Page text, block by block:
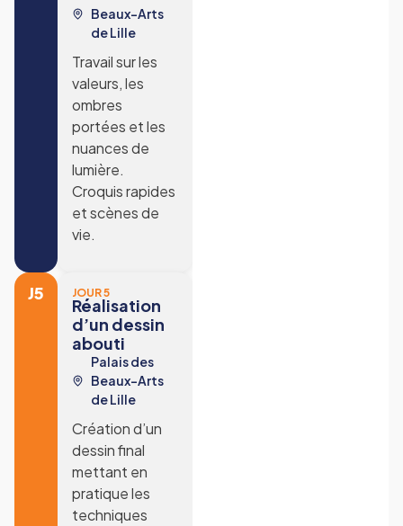
Beaux-Arts
de Lille
Travail sur les
valeurs, les
ombres
portées et les
nuances de
lumière.
Croquis rapides
et scènes de
vie.
J5 JOUR 5
Réalisation
d’un dessin
abouti
Palais des
Beaux-Arts
de Lille
Création d’un
dessin final
mettant en
pratique les
techniques